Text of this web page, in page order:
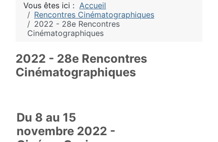
Vous êtes ici : Accueil
Rencontres Cinématographiques
2022 - 28e Rencontres
Cinématographiques
2022 - 28e Rencontres
Cinématographiques
Du 8 au 15
novembre 2022 -